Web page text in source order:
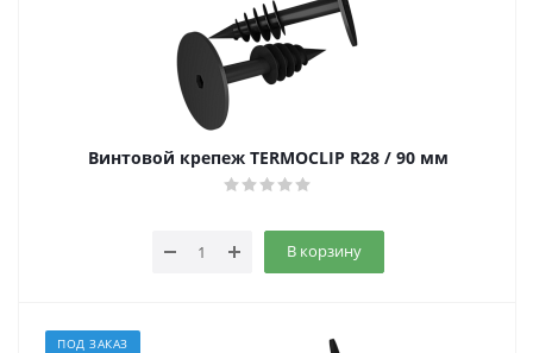
Винтовой крепеж TERMOCLIP R28 / 90 мм
В корзину
ПОД ЗАКАЗ